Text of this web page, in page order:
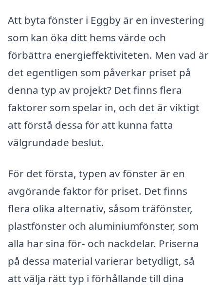
Att byta fönster i Eggby är en investering
som kan öka ditt hems värde och
förbättra energieffektiviteten. Men vad är
det egentligen som påverkar priset på
denna typ av projekt? Det finns flera
faktorer som spelar in, och det är viktigt
att förstå dessa för att kunna fatta
välgrundade beslut.
För det första, typen av fönster är en
avgörande faktor för priset. Det finns
flera olika alternativ, såsom träfönster,
plastfönster och aluminiumfönster, som
alla har sina för- och nackdelar. Priserna
på dessa material varierar betydligt, så
att välja rätt typ i förhållande till dina